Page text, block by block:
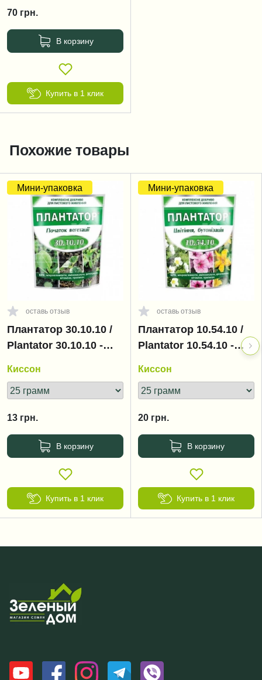
70 грн.
В корзину
Купить в 1 клик
Похожие товары
Мини-упаковка
оставь отзыв
Плантатор 30.10.10 /
Plantator 30.10.10 -
Киссон
13 грн.
В корзину
Купить в 1 клик
Мини-упаковка
оставь отзыв
Плантатор 10.54.10 /
Plantator 10.54.10 -
Киссон
20 грн.
В корзину
Купить в 1 клик